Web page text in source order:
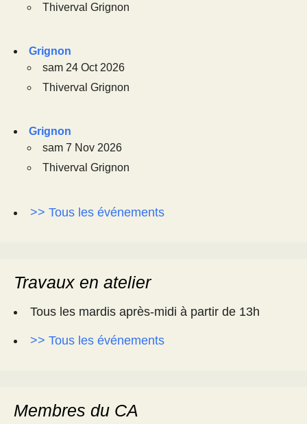
Thiverval Grignon
Grignon
sam 24 Oct 2026
Thiverval Grignon
Grignon
sam 7 Nov 2026
Thiverval Grignon
>> Tous les événements
Travaux en atelier
Tous les mardis après-midi à partir de 13h
>> Tous les événements
Membres du CA